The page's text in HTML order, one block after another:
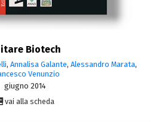
Biotech
, Annalisa Galante, Alessandro Marata,
Venunzio
giugno 2014
vai alla scheda